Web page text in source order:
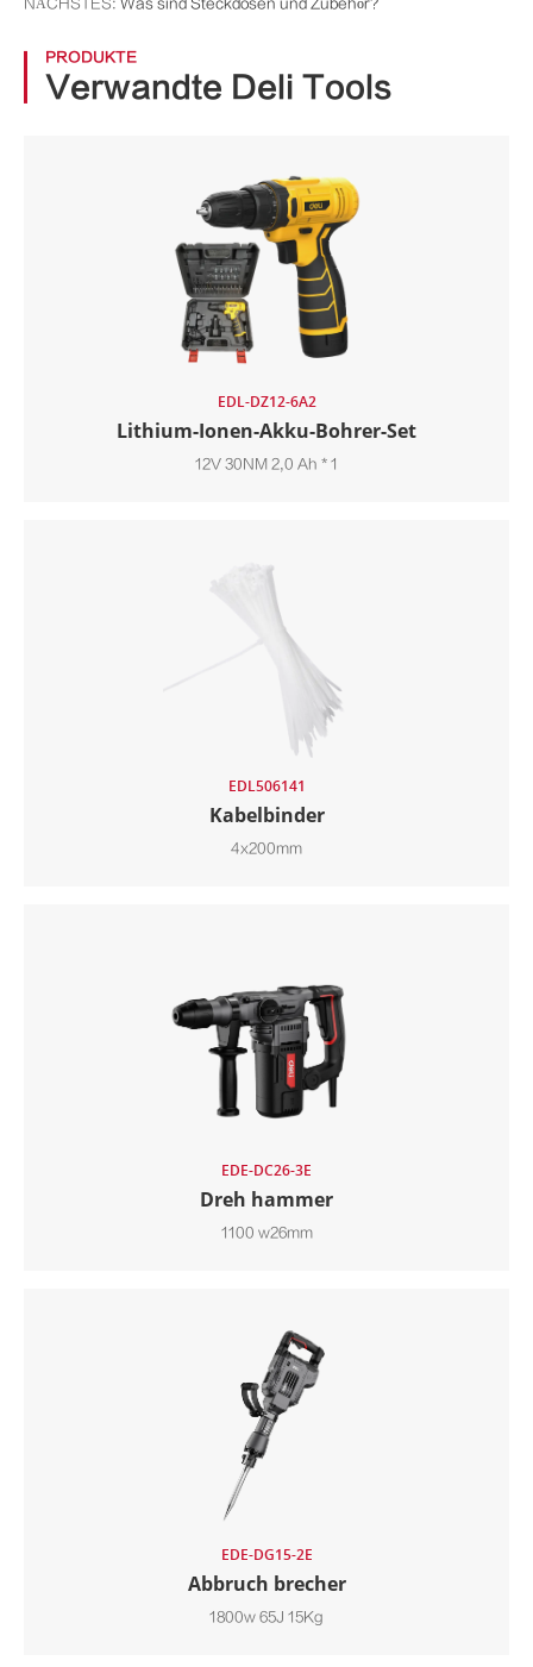
NÄCHSTES: Was sind Steckdosen und Zubehör?
PRODUKTE
Verwandte Deli Tools
EDL-DZ12-6A2
Lithium-Ionen-Akku-Bohrer-Set
12V 30NM 2,0 Ah * 1
EDL506141
Kabelbinder
4x200mm
EDE-DC26-3E
Dreh hammer
1100 w26mm
EDE-DG15-2E
Abbruch brecher
1800w 65J 15Kg